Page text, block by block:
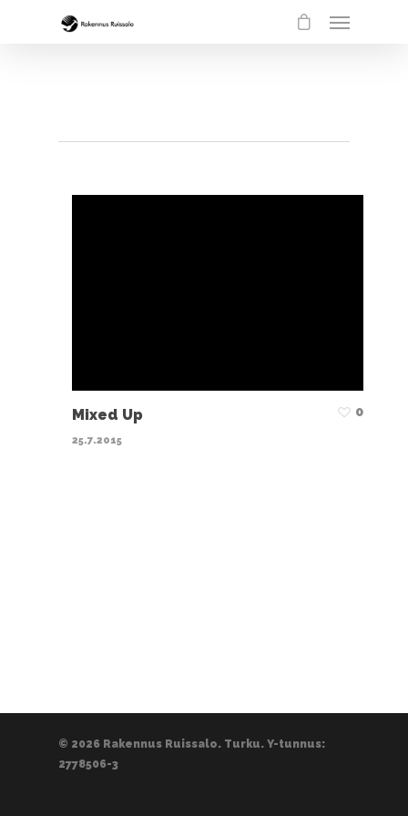
Mixed Up
25.7.2015
0
© 2026 Rakennus Ruissalo. Turku. Y-tunnus:
2778506-3